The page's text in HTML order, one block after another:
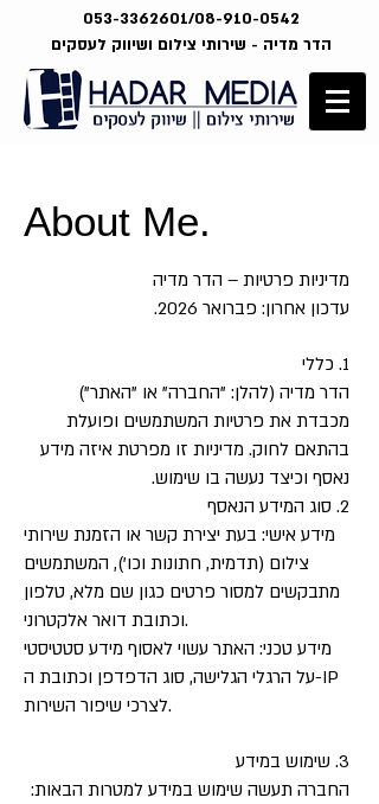
053-3362601/08-910-0542
הדר מדיה - שירותי צילום ושיווק לעסקים
מדיניות פרטיות – הדר מדיה
עדכון אחרון: פברואר 2026.
1. כללי
הדר מדיה (להלן: "החברה" או "האתר")
מכבדת את פרטיות המשתמשים ופועלת
בהתאם לחוק. מדיניות זו מפרטת איזה מידע
נאסף וכיצד נעשה בו שימוש.
2. סוג המידע הנאסף
מידע אישי: בעת יצירת קשר או הזמנת שירותי
צילום (תדמית, חתונות וכו'), המשתמשים
מתבקשים למסור פרטים כגון שם מלא, טלפון
וכתובת דואר אלקטרוני.
מידע טכני: האתר עשוי לאסוף מידע סטטיסטי
על הרגלי הגלישה, סוג הדפדפן וכתובת ה-IP
לצרכי שיפור השירות.
3. שימוש במידע
החברה תעשה שימוש במידע למטרות הבאות:
About Me.